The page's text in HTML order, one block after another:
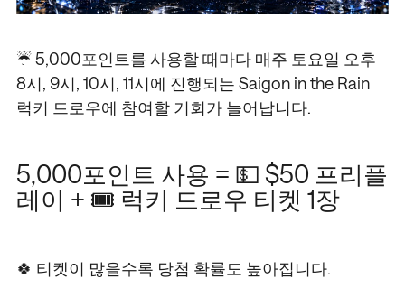
☔ 5,000포인트를 사용할 때마다 매주 토요일 오후
8시, 9시, 10시, 11시에 진행되는 Saigon in the Rain
럭키 드로우에 참여할 기회가 늘어납니다.
5,000포인트 사용 = 💵 $50 프리플
레이 + 🎟️ 럭키 드로우 티켓 1장
🍀 티켓이 많을수록 당첨 확률도 높아집니다.